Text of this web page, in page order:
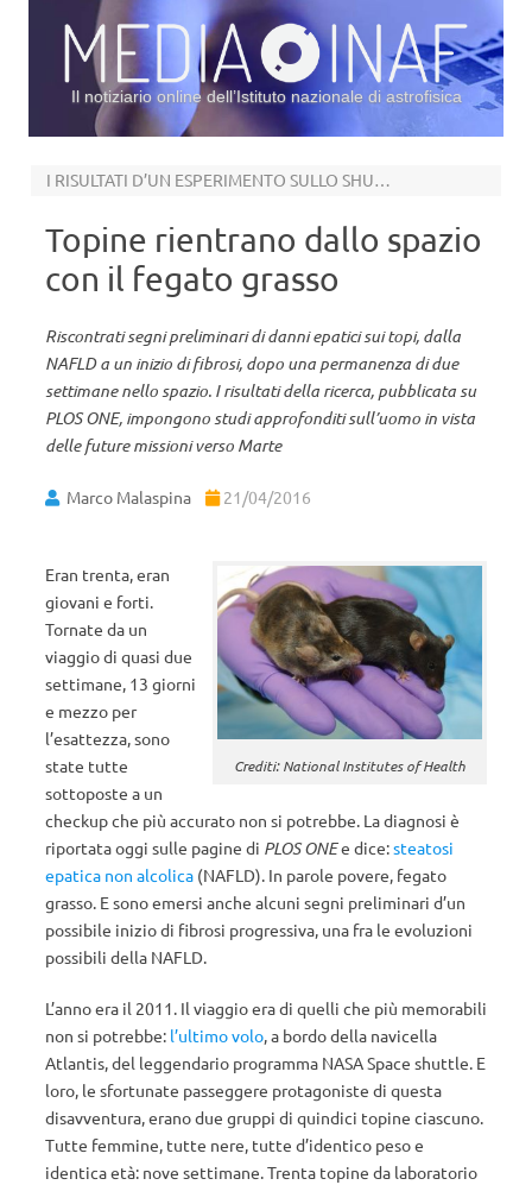
Il notiziario online dell’Istituto nazionale di astrofisica
I RISULTATI D’UN ESPERIMENTO SULLO SHUTTLE
Topine rientrano dallo spazio
con il fegato grasso
Riscontrati segni preliminari di danni epatici sui topi, dalla
NAFLD a un inizio di fibrosi, dopo una permanenza di due
settimane nello spazio. I risultati della ricerca, pubblicata su
PLOS ONE, impongono studi approfonditi sull’uomo in vista
delle future missioni verso Marte
Marco Malaspina 21/04/2016
Crediti: National Institutes of Health
Eran trenta, eran
giovani e forti.
Tornate da un
viaggio di quasi due
settimane, 13 giorni
e mezzo per
l’esattezza, sono
state tutte
sottoposte a un
checkup che più accurato non si potrebbe. La diagnosi è
riportata oggi sulle pagine di PLOS ONEe dice:steatosi
epatica non alcolica (NAFLD). In parole povere, fegato
grasso. E sono emersi anche alcuni segni preliminari d’un
possibile inizio di fibrosi progressiva, una fra le evoluzioni
possibili della NAFLD.
L’anno era il 2011. Il viaggio era di quelli che più memorabili
non si potrebbe: l’ultimo volo, a bordo della navicella
Atlantis, del leggendario programma NASA Space shuttle. E
loro, le sfortunate passeggere protagoniste di questa
disavventura, erano due gruppi di quindici topine ciascuno.
Tutte femmine, tutte nere, tutte d’identico peso e
identica età: nove settimane. Trenta topine da laboratorio